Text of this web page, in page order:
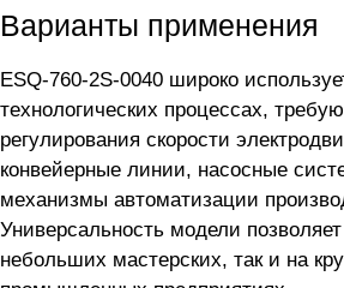
Варианты применения
ESQ-760-2S-0040 широко
технологических процессах,
регулирования скорости
конвейерные линии, насосные
механизмы автоматизации
Универсальность модели
небольших мастерских, так и на